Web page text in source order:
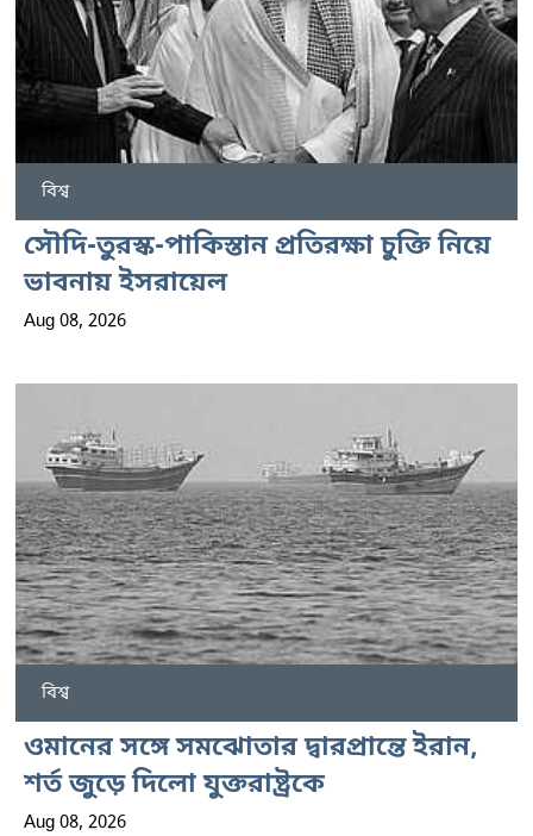
বিশ্ব
সৌদি-তুরস্ক-পাকিস্তান প্রতিরক্ষা চুক্তি নিয়ে
ভাবনায় ইসরায়েল
Aug 08, 2026
বিশ্ব
ওমানের সঙ্গে সমঝোতার দ্বারপ্রান্তে ইরান,
শর্ত জুড়ে দিলো যুক্তরাষ্ট্রকে
Aug 08, 2026